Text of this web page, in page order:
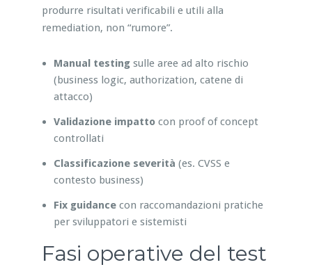
produrre risultati verificabili e utili alla
remediation, non “rumore”.
Manual testingsulle aree ad alto rischio
(business logic, authorization, catene di
attacco)
Validazione impattocon proof of concept
controllati
Classificazione severità (es. CVSS e
contesto business)
Fix guidancecon raccomandazioni pratiche
per sviluppatori e sistemisti
Fasi operative del test